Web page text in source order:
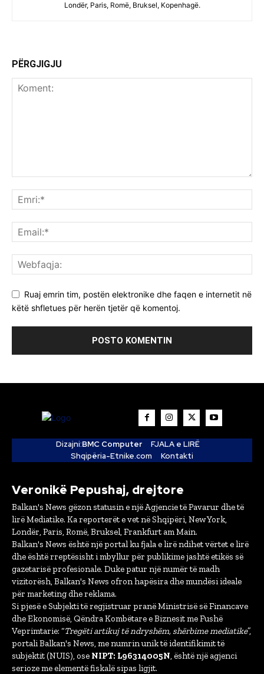
Londër, Paris, Romë, Bruksel, Kopenhagë.
PËRGJIGJU
Ruaj emrin tim, postën elektronike dhe faqen e internetit në
këtë shfletues për herën tjetër që komentoj.
Dizajni:BMC Computer
FJALA e LIRË
Shqipëria-Etnike.com
Kontakti
Veronikë Pepushaj, drejtore
Balkan's News gëzon statusin e një Agjencie të Pavarur dhe të
lirë Mediatike. Ka reporterët e vet në Shqipëri, New York,
Londër, Paris, Romë, Bruksel, Frankfurt am Main.
Balkan's News është një portal ku fjala e lirë ndihet vërtet e lirë
dhe është rreptësisht i mbyllur për publikime jashtë etikës së
gazetarisë profesionale. Duke patur një numër të madh
vizitorësh, Balkan's News ofron hapësira dhe mundësi ideale
për marketing dhe reklama.
Si pjesë e Subjekti të regjistruar pranë Ministrisë së Financave
dhe Ekonomisë, Qëndra Kombëtare e Biznesit me Fushë
Veprimtarie: “Tregëti artikuj të ndryshëm, shërbime mediatike”,
portali Balkan's News, me numrin unik të identifikimit të
subjektit (NUIS), ose NIPT: L96314005N, është një agjenci
serioze me elementë fiskalë sipas ligjit.